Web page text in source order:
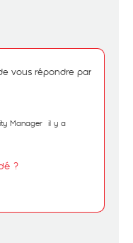
vous répondre par
Manager il y a
?